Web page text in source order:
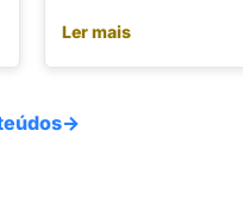
Ler mais
→